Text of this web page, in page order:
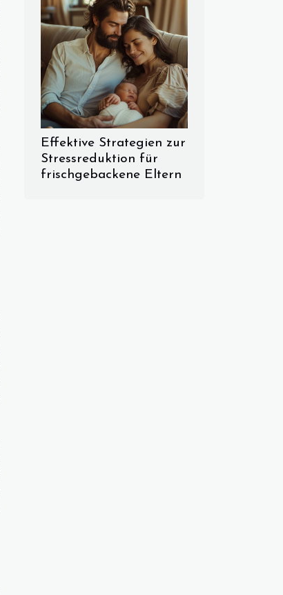
Effektive Strategien zur
Stressreduktion für
frischgebackene Eltern